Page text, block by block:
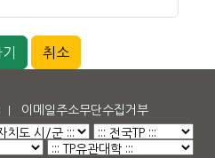
취소
이메일주소무단수집거부